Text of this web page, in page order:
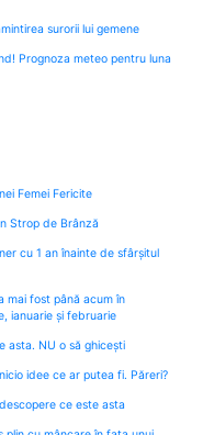
surorii lui gemene
Prognoza meteo pentru luna
Femei Fericite
Strop de Brânză
cu 1 an înainte de sfârșitul
mai fost până acum în
ianuarie și februarie
asta. NU o să ghicești
idee ce ar putea fi. Păreri?
ce este asta